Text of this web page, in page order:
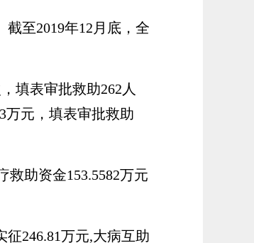
截至2019年12 月底，全
填表审批救助262人
万元，填表审批救助
救助资金153.5582万元
征246.81万元,大病互助